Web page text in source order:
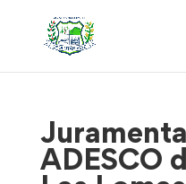
ADESCO